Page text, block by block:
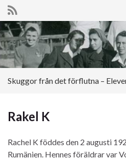
Search for:
Skuggor från det förflutna –
Rakel K
Rachel K föddes den 2 augusti
Rumänien. Hennes föräldrar var